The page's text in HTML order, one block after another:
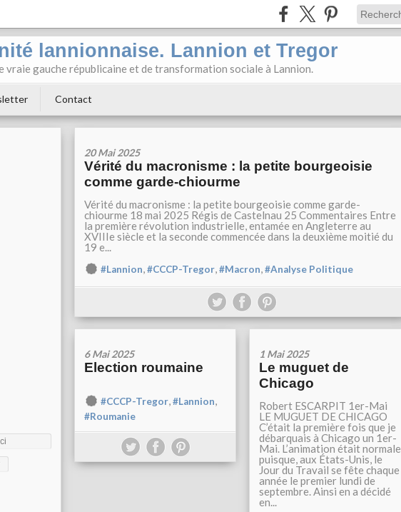
lannionnaise. Lannion et Tregor
vraie gauche républicaine et de transformation sociale à Lannion.
Contact
20 Mai 2025
Vérité du macronisme : la petite bourgeoisie
comme garde-chiourme
Vérité du macronisme : la petite bourgeoisie comme garde-
chiourme 18 mai 2025 Régis de Castelnau 25 Commentaires Entre
la première révolution industrielle, entamée en Angleterre au
XVIIIe siècle et la seconde commencée dans la deuxième moitié du
19 e...
#Lannion,#CCCP-Tregor,#Macron,#Analyse Politique
6 Mai 2025
Election roumaine
#CCCP-Tregor,#Lannion,
#Roumanie
1 Mai 2025
Le muguet de
Chicago
Robert ESCARPIT 1er-Mai
LE MUGUET DE CHICAGO
C’était la première fois que je
débarquais à Chicago un 1er-
Mai. L’animation était normale
puisque, aux États-Unis, le
Jour du Travail se fête chaque
année le premier lundi de
septembre. Ainsi en a décidé
en...